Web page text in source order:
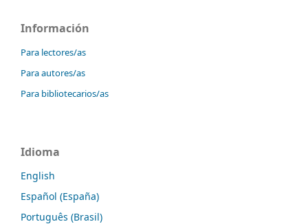
Información
Para lectores/as
Para autores/as
Para bibliotecarios/as
Idioma
English
Español (España)
Português (Brasil)